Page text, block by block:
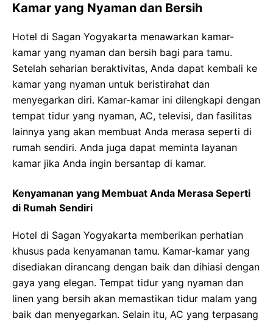
Kamar yang Nyaman dan Bersih
Hotel di Sagan Yogyakarta menawarkan kamar-
kamar yang nyaman dan bersih bagi para tamu.
Setelah seharian beraktivitas, Anda dapat kembali ke
kamar yang nyaman untuk beristirahat dan
menyegarkan diri. Kamar-kamar ini dilengkapi dengan
tempat tidur yang nyaman, AC, televisi, dan fasilitas
lainnya yang akan membuat Anda merasa seperti di
rumah sendiri. Anda juga dapat meminta layanan
kamar jika Anda ingin bersantap di kamar.
Kenyamanan yang Membuat Anda Merasa Seperti
di Rumah Sendiri
Hotel di Sagan Yogyakarta memberikan perhatian
khusus pada kenyamanan tamu. Kamar-kamar yang
disediakan dirancang dengan baik dan dihiasi dengan
gaya yang elegan. Tempat tidur yang nyaman dan
linen yang bersih akan memastikan tidur malam yang
baik dan menyegarkan. Selain itu, AC yang terpasang